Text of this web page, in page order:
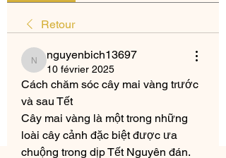
Retour
nguyenbich13697
nguyenbich13697
10 février 2025
Cách chăm sóc cây mai vàng trước
và sau Tết
Cây mai vàng là một trong những
loài cây cảnh đặc biệt được ưa
chuộng trong dịp Tết Nguyên đán.